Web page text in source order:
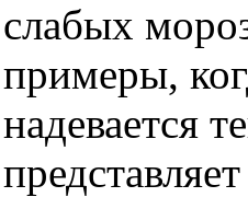
слабых
примеры,
надевается